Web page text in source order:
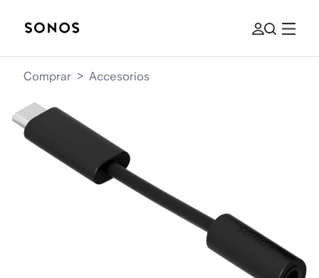
Comprar > Accesorios